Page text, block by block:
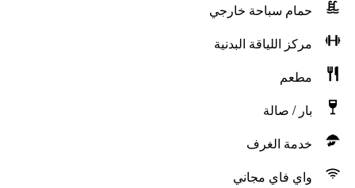
حمام سباحة خارجي
مركز اللياقة البدنية
مطعم
بار / صالة
خدمة الغرف
واي فاي مجاني